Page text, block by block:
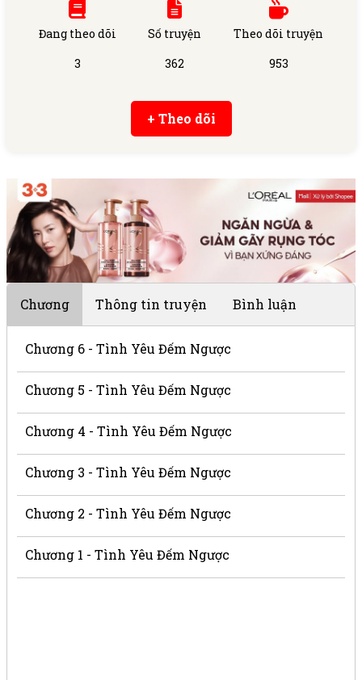
Đang theo dõi
3
Số truyện
362
Theo dõi truyện
953
+ Theo dõi
Chương Thông tin truyện Bình luận
Chương 6 - Tình Yêu Đếm Ngược
Chương 5 - Tình Yêu Đếm Ngược
Chương 4 - Tình Yêu Đếm Ngược
Chương 3 - Tình Yêu Đếm Ngược
Chương 2 - Tình Yêu Đếm Ngược
Chương 1 - Tình Yêu Đếm Ngược